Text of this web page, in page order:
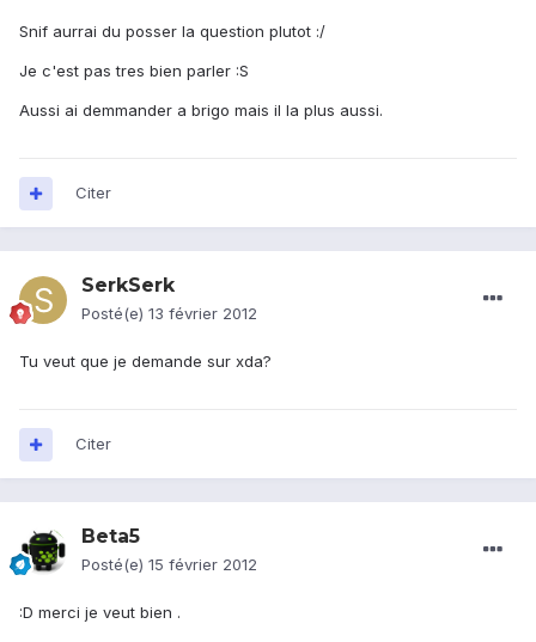
Snif aurrai du posser la question plutot :/
Je c'est pas tres bien parler :S
Aussi ai demmander a brigo mais il la plus aussi.
Citer
SerkSerk
Posté(e) 13 février 2012
Tu veut que je demande sur xda?
Citer
Beta5
Posté(e) 15 février 2012
:D merci je veut bien .